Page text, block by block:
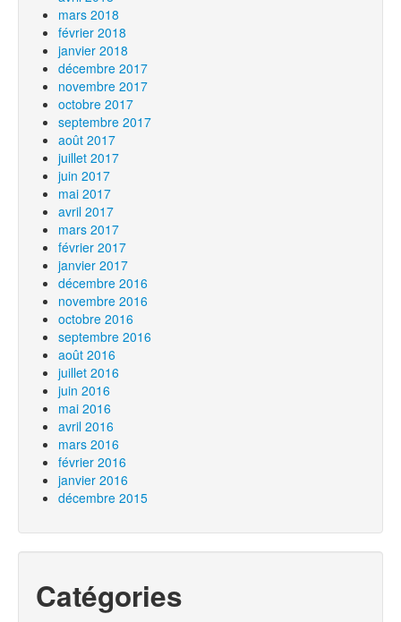
mars 2018
février 2018
janvier 2018
décembre 2017
novembre 2017
octobre 2017
septembre 2017
août 2017
juillet 2017
juin 2017
mai 2017
avril 2017
mars 2017
février 2017
janvier 2017
décembre 2016
novembre 2016
octobre 2016
septembre 2016
août 2016
juillet 2016
juin 2016
mai 2016
avril 2016
mars 2016
février 2016
janvier 2016
décembre 2015
Catégories